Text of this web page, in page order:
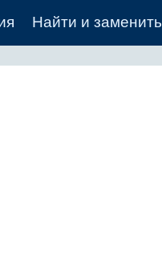
Найти и заменить